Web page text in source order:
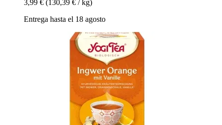
3,99 € (130,39 € / kg)
Entrega hasta el 18 agosto